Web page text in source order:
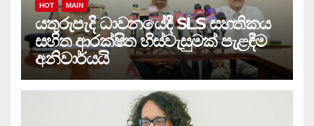
HOT MAIN
යතුරුපැදි ධාවනයේදී SLS සහතිකය
සහිත ආරක්ෂිත හිස්වැසුමක් පැළඳීම
අනිවාර්යයි